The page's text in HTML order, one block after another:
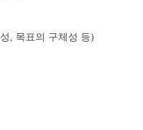
, 목표의 구체성 등)